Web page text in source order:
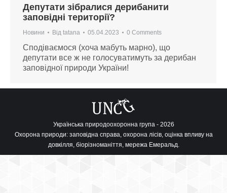
Депутати зібралися дерибанити
заповідні території?
Новини Від tatana 05.04.2023 0 Comments
Сподіваємося (хоча мабуть марно), що
депутати все ж не голосуватимуть за дерибан
заповідної природи України!
Українська природоохоронна група - 2026
Охорона природи: заповідна справа, охорона лісів, оцінка впливу на
довкілля, біорізноманіття, мережа Емеральд.